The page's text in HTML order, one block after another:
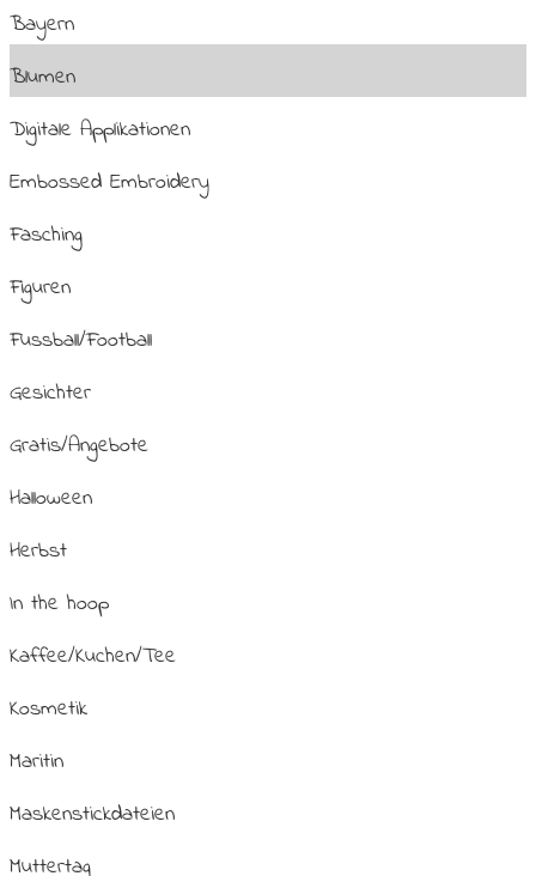
Bayern
Blumen
Digitale Applikationen
Embossed Embroidery
Fasching
Figuren
Fussball/Football
Gesichter
Gratis/Angebote
Halloween
Herbst
In the hoop
Kaffee/Kuchen/Tee
Kosmetik
Maritin
Maskenstickdateien
Muttertag